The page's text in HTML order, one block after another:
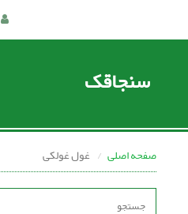
سنجاقک
صفحه اصلی غول غولکی